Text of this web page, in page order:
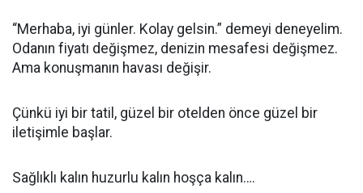
“Merhaba, iyi günler. Kolay gelsin.” demeyi deneyelim.
Odanın fiyatı değişmez, denizin mesafesi değişmez.
Ama konuşmanın havası değişir.
Çünkü iyi bir tatil, güzel bir otelden önce güzel bir
iletişimle başlar.
Sağlıklı kalın huzurlu kalın hoşça kalın….